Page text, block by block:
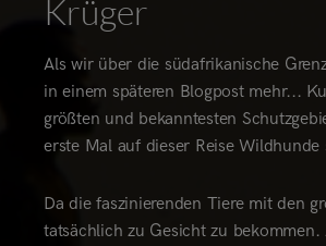
Krüger
Als wir über die südafrikanische
in einem späteren Blogpost mehr...
größten und bekanntesten
erste Mal auf dieser Reise Wildhunde
Da die faszinierenden Tiere mit den
tatsächlich zu Gesicht zu bekommen.